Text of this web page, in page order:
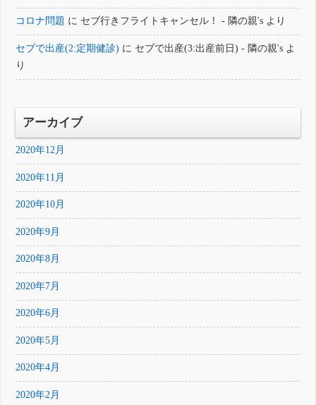
コロナ問題 に セブ行きフライトキャンセル！ - 隣の親's より
セブで出産(2:定期健診) に セブで出産(3:出産前日) - 隣の親's よ
り
アーカイブ
2020年12月
2020年11月
2020年10月
2020年9月
2020年8月
2020年7月
2020年6月
2020年5月
2020年4月
2020年2月